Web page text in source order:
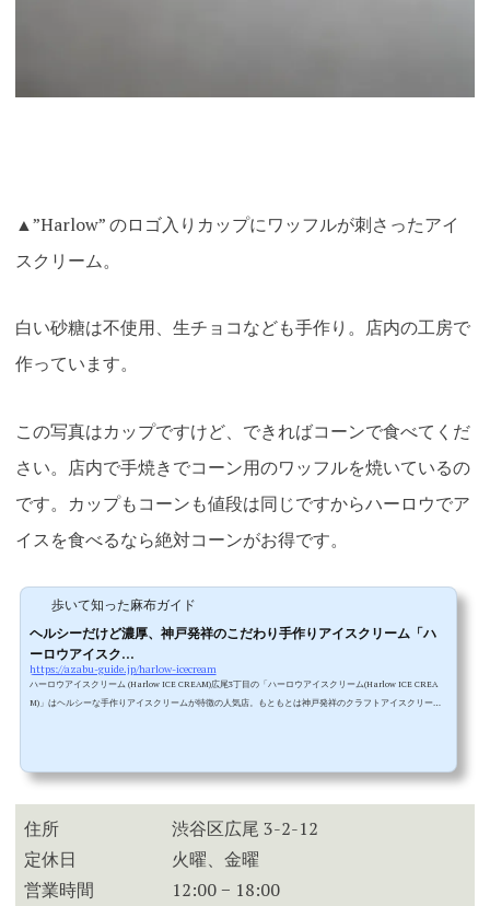
▲”Harlow” のロゴ入りカップにワッフルが刺さったアイ
スクリーム。
白い砂糖は不使用、生チョコなども手作り。店内の工房で
作っています。
この写真はカップですけど、できればコーンで食べてくだ
さい。店内で手焼きでコーン用のワッフルを焼いているの
です。カップもコーンも値段は同じですからハーロウでア
イスを食べるなら絶対コーンがお得です。
歩いて知った麻布ガイド
ヘルシーだけど濃厚、神戸発祥のこだわり手作りアイスクリーム「ハ
ーロウアイスク...
https://azabu-guide.jp/harlow-icecream
ハーロウアイスクリーム (Harlow ICE CREAM)広尾3丁目の「ハーロウアイスクリーム(Harlow ICE CREA
M)」はヘルシーな手作りアイスクリームが特徴の人気店。もともとは神戸発祥のクラフトアイスクリーム
だわりがあって美味しいアイスク...
住所
定休日
営業時間
渋谷区広尾 3-2-12
火曜、金曜
12:00 − 18:00